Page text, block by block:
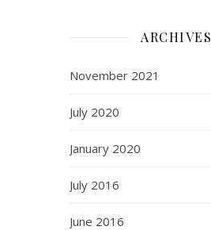
ARCHIVES
November 2021
July 2020
January 2020
July 2016
June 2016